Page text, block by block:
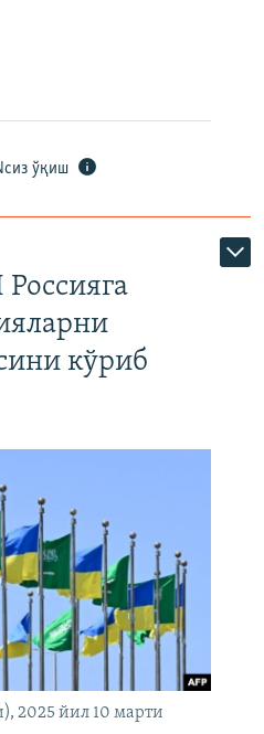
ўқиш
кўриб
2025 йил 10 марти